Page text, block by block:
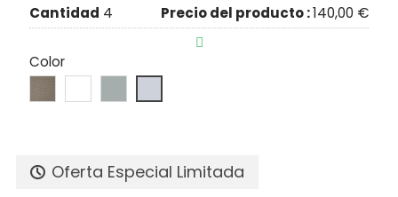
Cantidad 4 Precio del producto :140,00 €

Color
Oferta Especial Limitada